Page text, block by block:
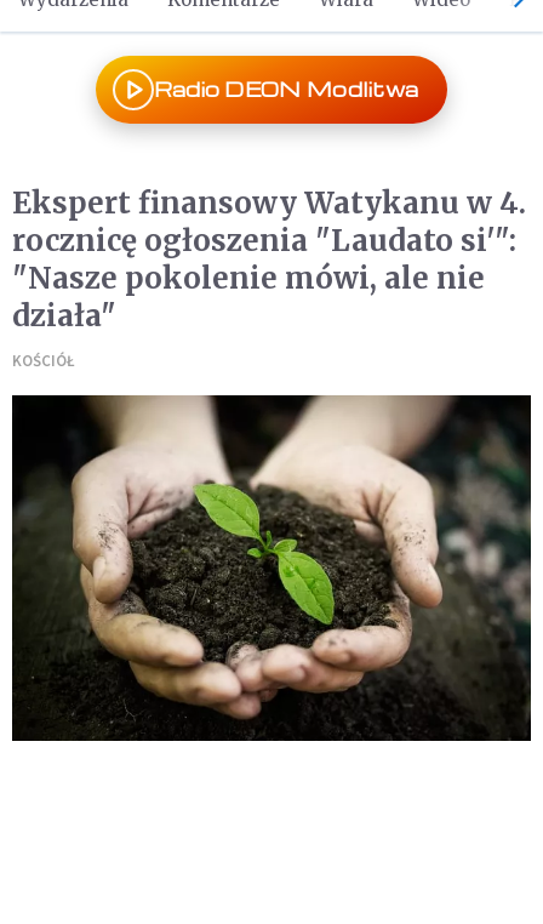
Radio DEON Modlitwa
Ekspert finansowy Watykanu w 4.
rocznicę ogłoszenia "Laudato si'":
"Nasze pokolenie mówi, ale nie
działa"
KOŚCIÓŁ